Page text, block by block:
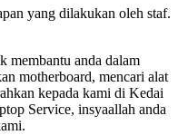
yang dilakukan oleh staf.
membantu anda dalam
motherboard, mencari alat
kepada kami di Kedai
Service, insyaallah anda